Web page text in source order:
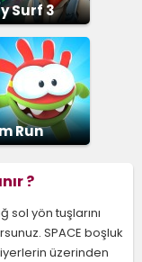
Surf 3
Run
?
sol yön tuşlarını
SPACE boşluk
üzerinden